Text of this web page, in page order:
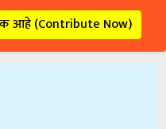
आहे (Contribute Now)